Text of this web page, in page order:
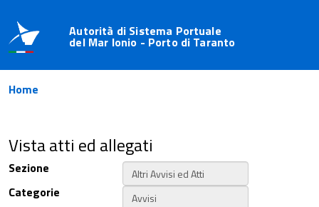
Autorità di Sistema Portuale
del Mar Ionio - Porto di Taranto
Home
Vista atti ed allegati
Sezione
Categorie